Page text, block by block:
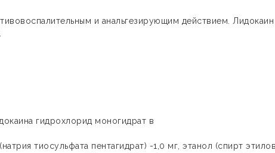
и анальгезирующим действием. Лидокаин
гидрохлорид моногидрат в
(натрия тиосульфата пентагидрат) -1,0 мг, этанол (спирт